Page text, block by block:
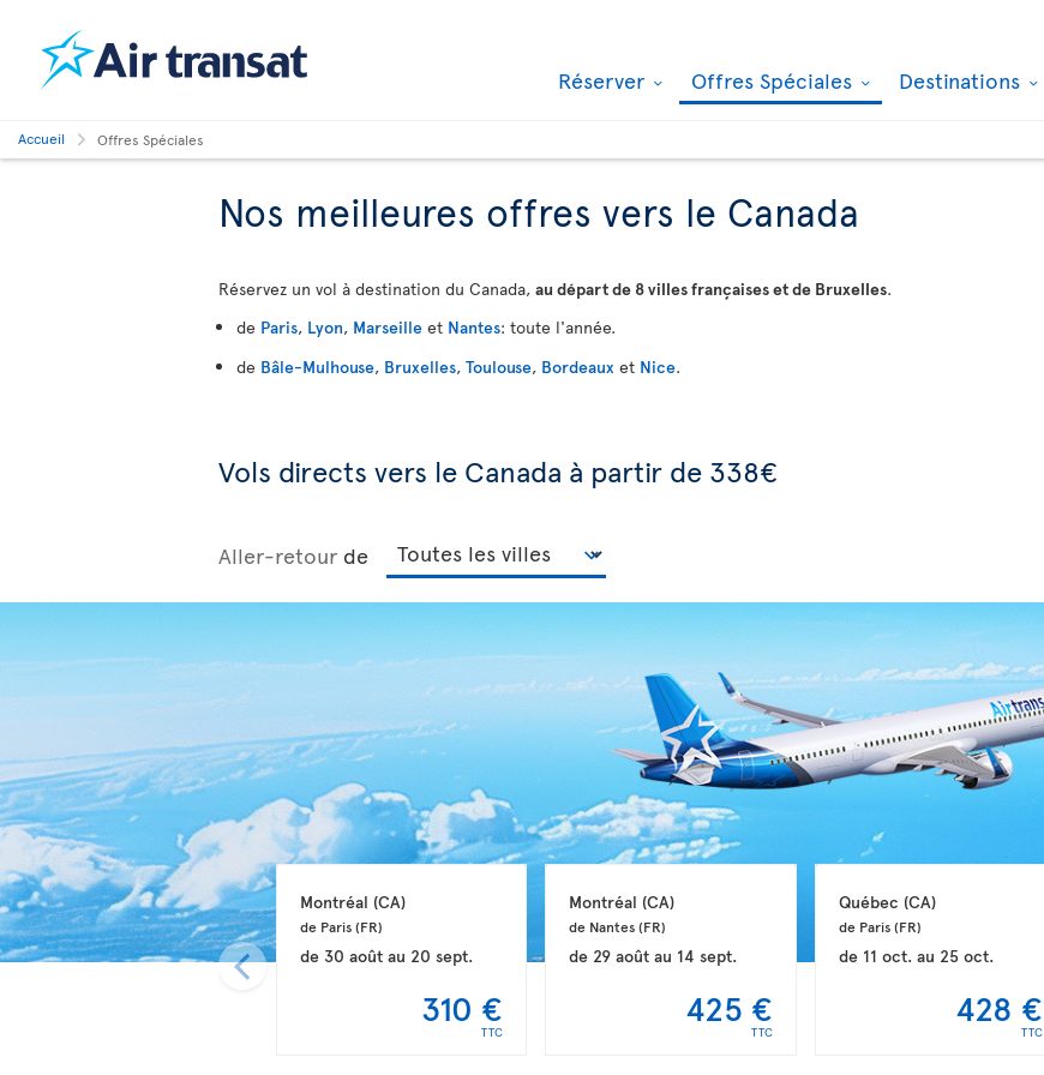
Réserver Offres Spéciales Destinations
Accueil Offres Spéciales
Nos meilleures offres vers le Canada
Réservez un vol à destination du Canada, au départ de 8 villes françaises et de Bruxelles.
de Paris, Lyon, Marseille et Nantes: toute l'année.
de Bâle-Mulhouse, Bruxelles, Toulouse, Bordeaux et Nice.
Vols directs vers le Canada à partir de 338€
Aller-retour de
Montréal (CA)
de Paris (FR)
de 30 aoûtau 20 sept.
310 €
TTC
Montréal (CA)
de Nantes (FR)
de 29 août au 14 sept.
425 €
TTC
Québec (CA)
de Paris (FR)
de 11 oct. au 25 oct.
428 €
TTC